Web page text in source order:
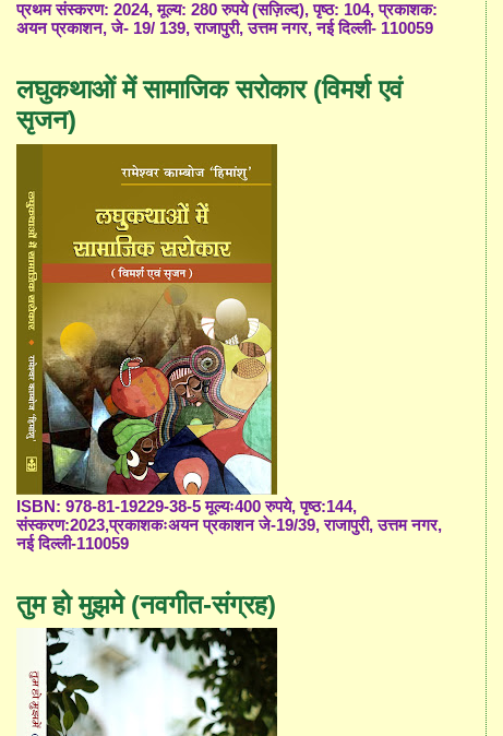
प्रथम संस्करण: 2024, मूल्य: 280 रुपये (सज़िल्द), पृष्ठ: 104, प्रकाशक:
अयन प्रकाशन, जे- 19/ 139, राजापुरी, उत्तम नगर, नई दिल्ली- 110059
लघुकथाओं में सामाजिक सरोकार (विमर्श एवं
सृजन)
ISBN: 978-81-19229-38-5 मूल्यः400 रुपये, पृष्ठ:144,
संस्करण:2023,प्रकाशकःअयन प्रकाशन जे-19/39, राजापुरी, उत्तम नगर,
नई दिल्ली-110059
तुम हो मुझमे (नवगीत-संग्रह)